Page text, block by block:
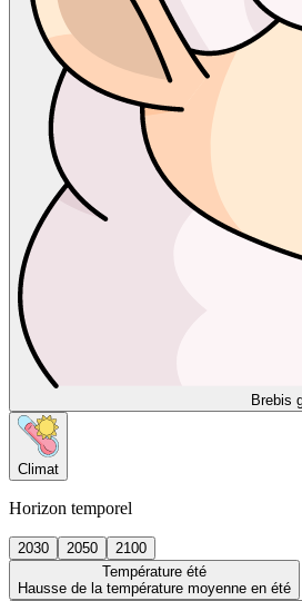
Brebis
Climat
Horizon temporel
2030 2050
2100
Température été
Hausse de la température moyenne en été